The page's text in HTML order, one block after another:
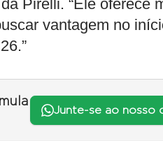
Pirelli. “Ele oferece
vantagem no
Junte-se ao nosso